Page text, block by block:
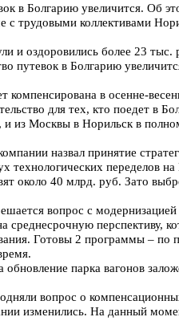
в Болгарию увеличится. Об
трудовыми коллективами
и оздоровились более 23
путевок в Болгарию
компенсирована в осенне-
для тех, кто поедет в
и из Москвы в Норильск в
назвал принятие
технологических переделов
около 40 млрд. руб. Зато
вопрос с
перспективу,
Готовы 2 программы – по
парка вагонов
вопрос о
изменились. На данный